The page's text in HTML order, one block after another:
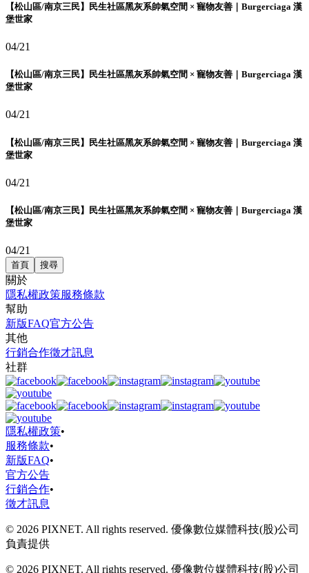
【松山區/南京三民】民生社區黑灰系帥氣空間 × 寵物友善｜Burgerciaga 漢
堡世家
04/21
【松山區/南京三民】民生社區黑灰系帥氣空間 × 寵物友善｜Burgerciaga 漢
堡世家
04/21
【松山區/南京三民】民生社區黑灰系帥氣空間 × 寵物友善｜Burgerciaga 漢
堡世家
04/21
【松山區/南京三民】民生社區黑灰系帥氣空間 × 寵物友善｜Burgerciaga 漢
堡世家
04/21
首頁 搜尋
關於
隱私權政策服務條款
幫助
新版FAQ官方公告
其他
行銷合作徵才訊息
社群
隱私權政策•
服務條款•
新版FAQ•
官方公告
行銷合作•
徵才訊息
© 2026 PIXNET. All rights reserved. 優像數位媒體科技(股)公司
負責提供
© 2026 PIXNET. All rights reserved. 優像數位媒體科技(股)公司